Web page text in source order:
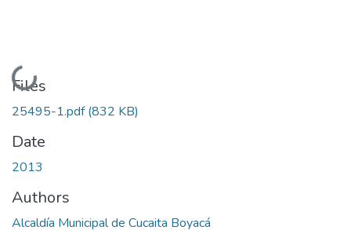
Loading...
Files
25495-1.pdf(832 KB)
Date
2013
Authors
Alcaldía Municipal de Cucaita Boyacá